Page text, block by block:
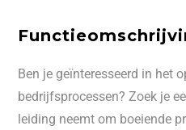
Ben je geïnteresseerd in het
bedrijfsprocessen? Zoek je
leiding neemt om boeiende